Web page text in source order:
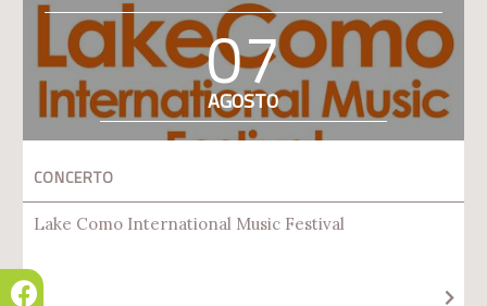
07
AGOSTO
CONCERTO
Lake Como International Music Festival